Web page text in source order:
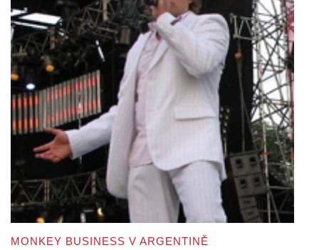
MONKEY BUSINESS V ARGENTINĚ